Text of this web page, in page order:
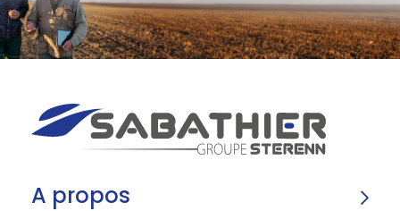
A propos